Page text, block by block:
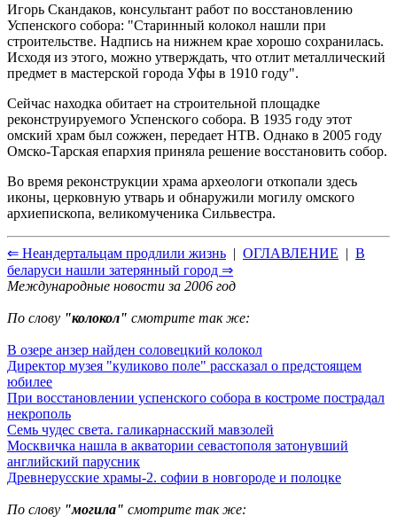
Игорь Скандаков, консультант работ по восстановлению
Успенского собора: "Старинный колокол нашли при
строительстве. Надпись на нижнем крае хорошо сохранилась.
Исходя из этого, можно утверждать, что отлит металлический
предмет в мастерской города Уфы в 1910 году".
Сейчас находка обитает на строительной площадке
реконструируемого Успенского собора. В 1935 году этот
омский храм был сожжен, передает НТВ. Однако в 2005 году
Омско-Тарская епархия приняла решение восстановить собор.
Во время реконструкции храма археологи откопали здесь
иконы, церковную утварь и обнаружили могилу омского
архиепископа, великомученика Сильвестра.
⇐ Неандертальцам продлили жизнь | ОГЛАВЛЕНИЕ | В
беларуси нашли затерянный город ⇒
Международные новости за 2006 год
По слову "колокол" смотрите так же:
В озере анзер найден соловецкий колокол
Директор музея "куликово поле" рассказал о предстоящем
юбилее
При восстановлении успенского собора в костроме пострадал
некрополь
Семь чудес света. галикарнасский мавзолей
Москвичка нашла в акватории севастополя затонувший
английский парусник
Древнерусские храмы-2. софии в новгороде и полоцке
По слову "могила" смотрите так же: